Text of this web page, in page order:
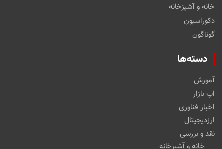
خانه و آشپزخانه
دکوراسیون
گوناگون
دسته‌ها
آموزش
اپ بازار
اخبار فناوری
ارزدیجیتال
نقد و بررسی
خانه و آشپزخانه